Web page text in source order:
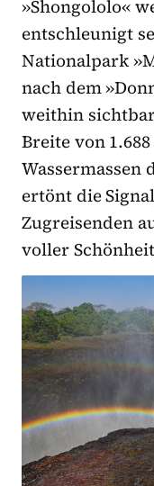
»Shongololo«
entschleunigt
Nationalpark
nach dem
weithin
Breite von
Wassermassen
ertönt die
Zugreisenden
voller